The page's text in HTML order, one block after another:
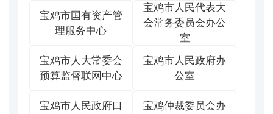
宝鸡市国有资产管
理服务中心
宝鸡市人民代表大
会常务委员会办公
室
宝鸡市人大常委会
预算监督联网中心
宝鸡市人民政府办
公室
宝鸡市人民政府口
宝鸡仲裁委员会办